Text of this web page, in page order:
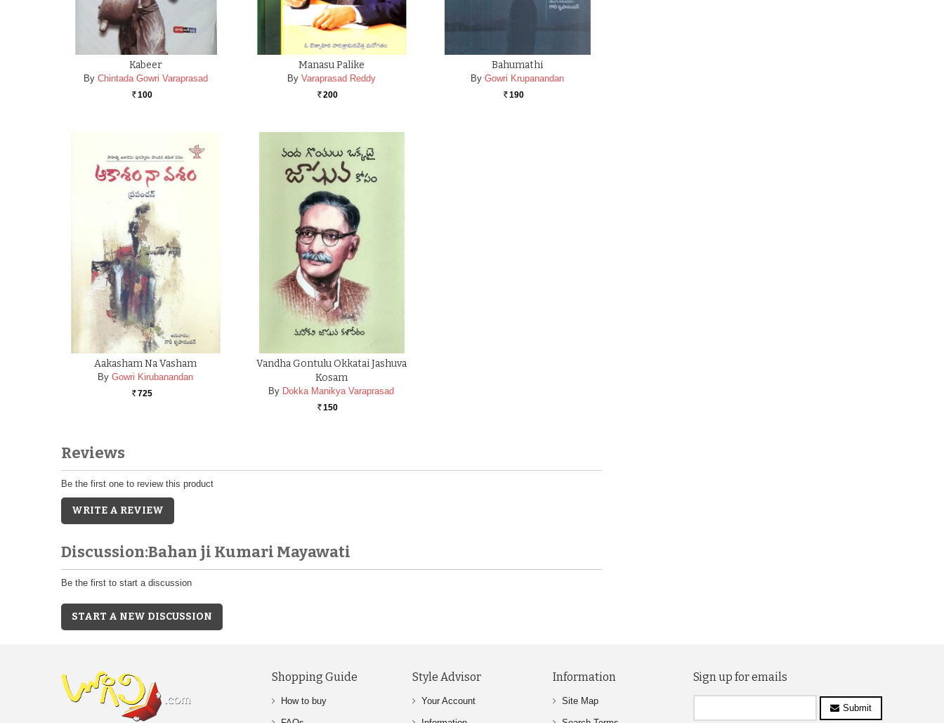
Kabeer
By Chintada Gowri Varaprasad
Rs. 100
Manasu Palike
By Varaprasad Reddy
Rs. 200
Bahumathi
By Gowri Krupanandan
Rs. 190
Aakasham Na Vasham
By Gowri Kirubanandan
Rs. 725
Vandha Gontulu Okkatai Jashuva
Kosam
By Dokka Manikya Varaprasad
Rs. 150
Reviews
Be the first one to review this product
WRITE A REVIEW
Discussion:Bahan ji Kumari Mayawati
Be the first to start a discussion
START A NEW DISCUSSION
Shopping Guide
How to buy
Style Advisor
Your Account
Information
Site Map
Sign up for emails
Submit